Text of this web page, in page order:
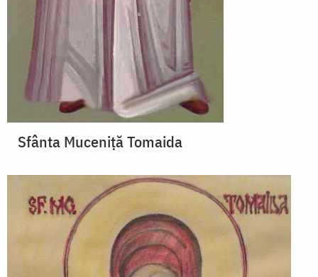
Sfânta Muceniţă Tomaida